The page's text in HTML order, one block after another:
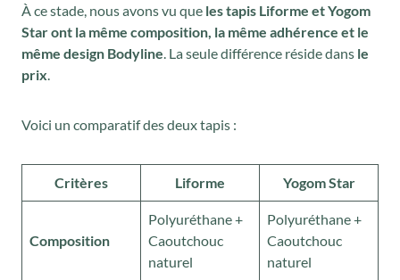
0
0
€
.
À ce stade, nous avons vu que les tapis Liforme et Yogom
Star ont la même composition, la même adhérence et le
même design Bodyline. La seule différence réside dans le
prix.
Voici un comparatif des deux tapis :
Critères Liforme Yogom Star
Composition
Polyuréthane +
Caoutchouc
naturel
Polyuréthane +
Caoutchouc
naturel